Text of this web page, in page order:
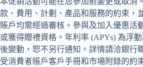
款、費用、計劃、產品和服務的約束，
賬戶均需經過審核。參與及加入優惠活
或獲得贈禮資格。年利率 (APYs) 為浮
後變動，恕不另行通知。詳情請洽銀行
受消費者賬戶客戶手冊和市場附錄的約